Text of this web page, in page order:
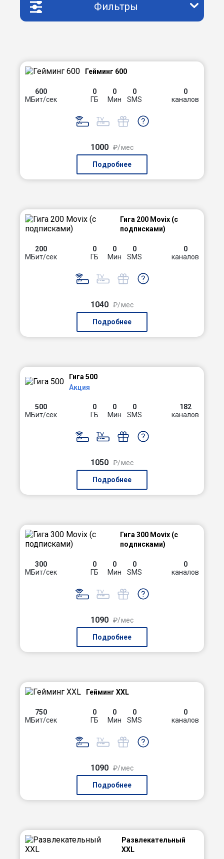
Фильтры
Гейминг 600
600
МБит/сек
0
ГБ
0
Мин
0
SMS
0
каналов
1000 ₽/мес
Подробнее
Гига 200 Movix (с
подписками)
200
МБит/сек
0
ГБ
0
Мин
0
SMS
0
каналов
1040 ₽/мес
Подробнее
Гига 500
Акция
500
МБит/сек
0
ГБ
0
Мин
0
SMS
182
каналов
1050 ₽/мес
Подробнее
Гига 300 Movix (с
подписками)
300
МБит/сек
0
ГБ
0
Мин
0
SMS
0
каналов
1090 ₽/мес
Подробнее
Гейминг XXL
750
МБит/сек
0
ГБ
0
Мин
0
SMS
0
каналов
1090 ₽/мес
Подробнее
Развлекательный
XXL